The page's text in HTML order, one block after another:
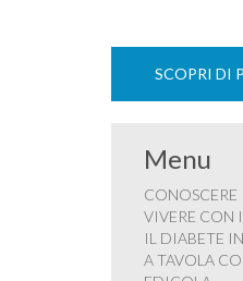
SCOPRI DI
Menu
CONOSCERE
VIVERE CON
IL DIABETE
A TAVOLA